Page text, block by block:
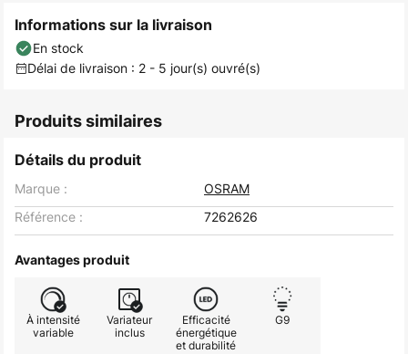
Informations sur la livraison
En stock
Délai de livraison : 2 - 5 jour(s) ouvré(s)
Produits similaires
Détails du produit
Marque :
OSRAM
Référence :
7262626
Avantages produit
À intensité
variable
Variateur
inclus
Efficacité
énergétique
et durabilité
G9